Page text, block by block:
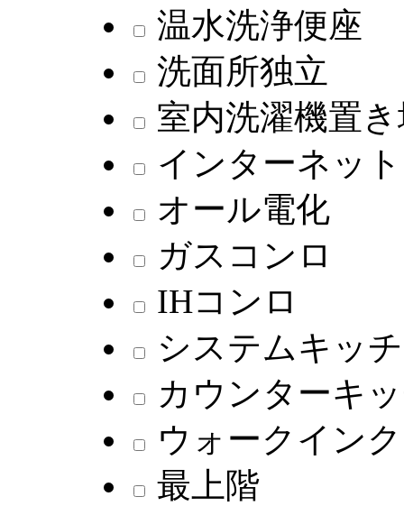
温水洗浄便座
洗面所独立
室内洗濯機置
インターネット
オール電化
ガスコンロ
IHコンロ
システムキッ
カウンターキ
ウォークイン
最上階